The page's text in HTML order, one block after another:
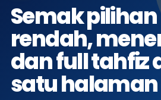
Semak pilihan
rendah,
dan full tahfiz
satu halaman